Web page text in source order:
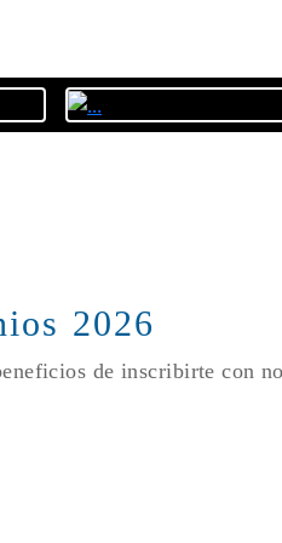
2026
de inscribirte con